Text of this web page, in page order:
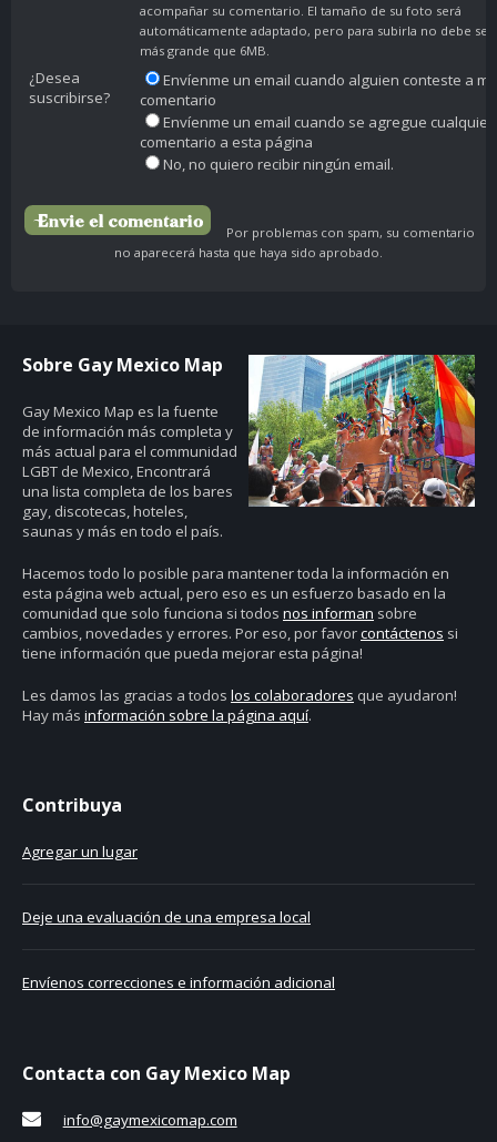
acompañar su comentario. El tamaño de su foto será
automáticamente adaptado, pero para subirla no debe ser
más grande que 6MB.
¿Desea
suscribirse?
Envíenme un email cuando alguien conteste a mi
comentario
Envíenme un email cuando se agregue cualquier
comentario a esta página
No, no quiero recibir ningún email.
Por problemas con spam, su comentario
no aparecerá hasta que haya sido aprobado.
Sobre Gay Mexico Map
Gay Mexico Map es la fuente
de información más completa y
más actual para el communidad
LGBT de Mexico, Encontrará
una lista completa de los bares
gay, discotecas, hoteles,
saunas y más en todo el país.
Hacemos todo lo posible para mantener toda la información en
esta página web actual, pero eso es un esfuerzo basado en la
comunidad que solo funciona si todos nos informan sobre
cambios, novedades y errores. Por eso, por favorcontáctenos si
tiene información que pueda mejorar esta página!
Les damos las gracias a todos los colaboradores que ayudaron!
Hay más información sobre la página aquí.
Contribuya
Agregar un lugar
Deje una evaluación de una empresa local
Envíenos correcciones e información adicional
Contacta con Gay Mexico Map
info@gaymexicomap.com